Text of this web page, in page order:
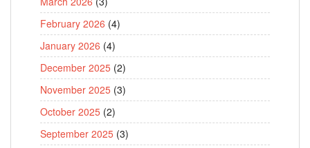
February 2026 (4)
January 2026 (4)
December 2025 (2)
November 2025 (3)
October 2025 (2)
September 2025 (3)